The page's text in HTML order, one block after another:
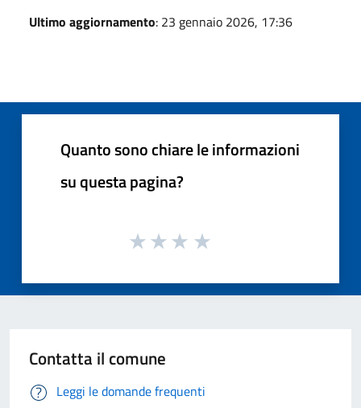
Ultimo aggiornamento: 23 gennaio 2026, 17:36
Quanto sono chiare le informazioni
su questa pagina?
Contatta il comune
Leggi le domande frequenti